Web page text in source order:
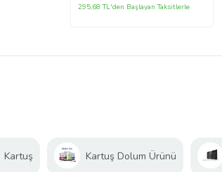
295,68 TL'den Başlayan Taksitlerle
Kartuş Kartuş Dolum Ürünü